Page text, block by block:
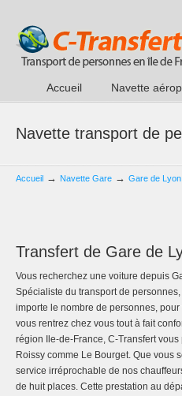
Accueil Navette
Navette transport de
Accueil → Navette Gare → Gare de Lyon
Transfert de Gare de
Vous recherchez une voiture depuis
Spécialiste du transport de
importe le nombre de personnes,
vous rentrez chez vous tout à fait
région Ile-de-France, C-Transfert
Roissy comme Le Bourget. Que vous
service irréprochable de nos
de huit places. Cette prestation au